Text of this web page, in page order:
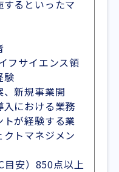
るといったマ
フサイエンス領
験
、新規事業開
における業務
が経験する業
トマネジメン
目安）850点以上